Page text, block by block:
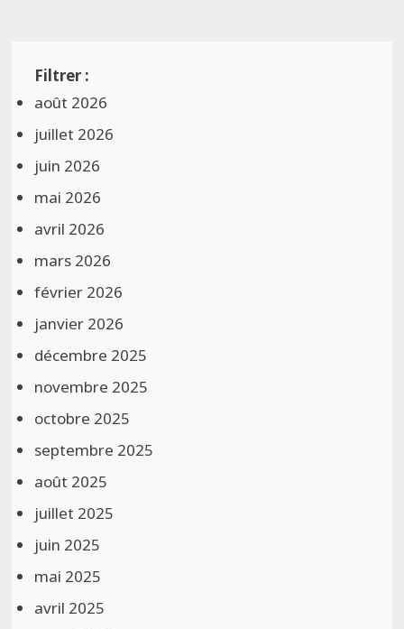
août 2026
juillet 2026
juin 2026
mai 2026
avril 2026
mars 2026
février 2026
janvier 2026
décembre 2025
novembre 2025
octobre 2025
septembre 2025
août 2025
juillet 2025
juin 2025
mai 2025
avril 2025